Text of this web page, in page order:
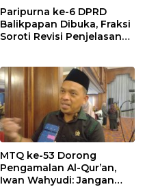
Paripurna ke-6 DPRD
Balikpapan Dibuka, Fraksi
Soroti Revisi Penjelasan
MTQ ke-53 Dorong
Pengamalan Al-Qur’an,
Iwan Wahyudi: Jangan